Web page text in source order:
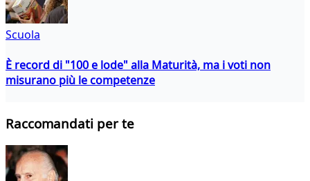
Scuola
È record di "100 e lode" alla Maturità, ma i voti non
misurano più le competenze
Raccomandati per te